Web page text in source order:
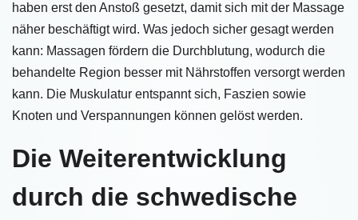
haben erst den Anstoß gesetzt, damit sich mit der Massage
näher beschäftigt wird. Was jedoch sicher gesagt werden
kann: Massagen fördern die Durchblutung, wodurch die
behandelte Region besser mit Nährstoffen versorgt werden
kann. Die Muskulatur entspannt sich, Faszien sowie
Knoten und Verspannungen können gelöst werden.
Die Weiterentwicklung
durch die schwedische